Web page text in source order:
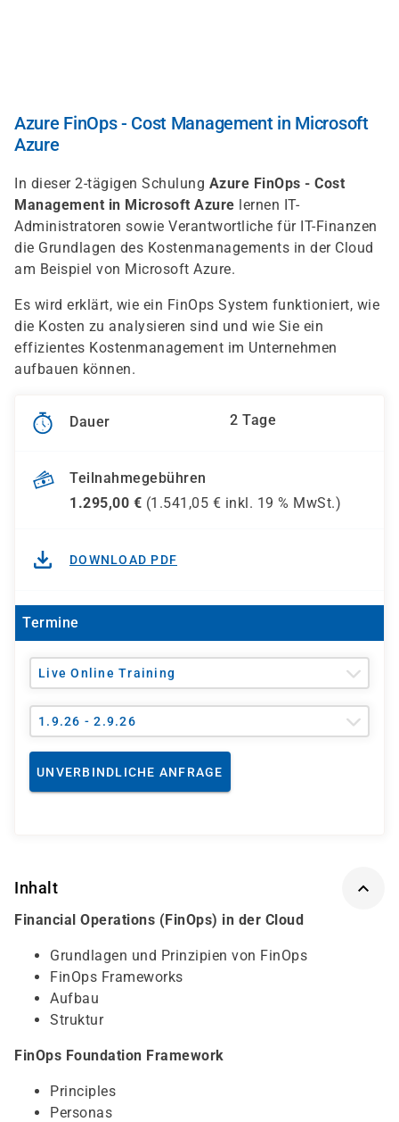
Azure FinOps - Cost Management in Microsoft
Azure
In dieser 2-tägigen Schulung Azure FinOps - Cost
Management in Microsoft Azure lernen IT-
Administratoren sowie Verantwortliche für IT-Finanzen
die Grundlagen des Kostenmanagements in der Cloud
am Beispiel von Microsoft Azure.
Es wird erklärt, wie ein FinOps System funktioniert, wie
die Kosten zu analysieren sind und wie Sie ein
effizientes Kostenmanagement im Unternehmen
aufbauen können.
Dauer 2 Tage
Teilnahmegebühren
1.295,00 € (1.541,05 € inkl. 19 % MwSt.)
DOWNLOAD PDF
Termine
Live Online Training
1.9.26 - 2.9.26
UNVERBINDLICHE ANFRAGE
Inhalt
Financial Operations (FinOps) in der Cloud
Grundlagen und Prinzipien von FinOps
FinOps Frameworks
Aufbau
Struktur
FinOps Foundation Framework
Principles
Personas